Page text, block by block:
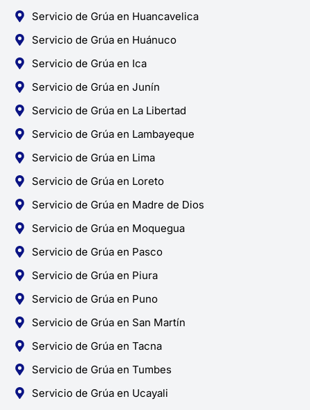
Servicio de Grúa en Huancavelica
Servicio de Grúa en Huánuco
Servicio de Grúa en Ica
Servicio de Grúa en Junín
Servicio de Grúa en La Libertad
Servicio de Grúa en Lambayeque
Servicio de Grúa en Lima
Servicio de Grúa en Loreto
Servicio de Grúa en Madre de Dios
Servicio de Grúa en Moquegua
Servicio de Grúa en Pasco
Servicio de Grúa en Piura
Servicio de Grúa en Puno
Servicio de Grúa en San Martín
Servicio de Grúa en Tacna
Servicio de Grúa en Tumbes
Servicio de Grúa en Ucayali